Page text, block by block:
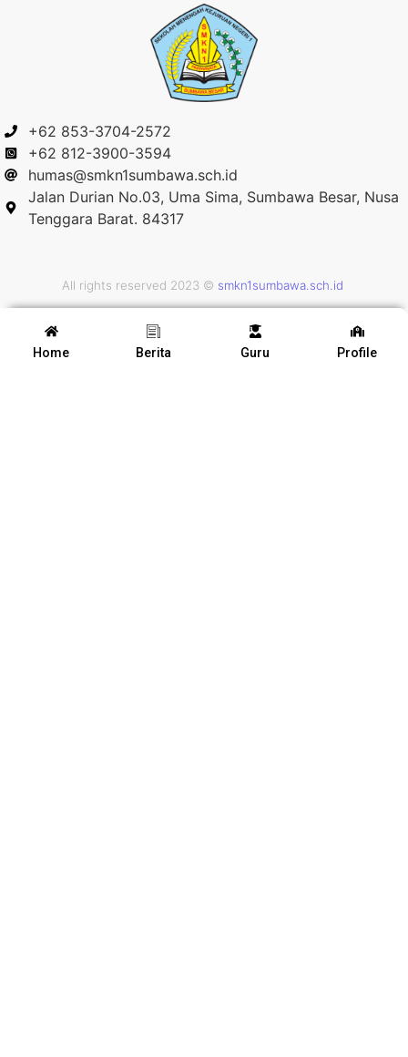
+62 853-3704-2572
+62 812-3900-3594
humas@smkn1sumbawa.sch.id
Jalan Durian No.03, Uma Sima, Sumbawa Besar, Nusa
Tenggara Barat. 84317
All rights reserved 2023 © smkn1sumbawa.sch.id
Home Berita Guru Profile